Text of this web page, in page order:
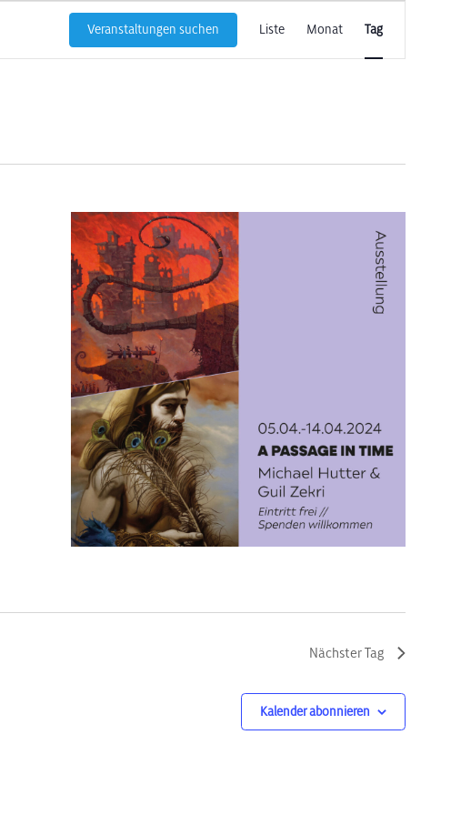
Veranstaltungen suchen
Ansichten-
Liste Monat Tag
Nächster Tag
Kalender abonnieren